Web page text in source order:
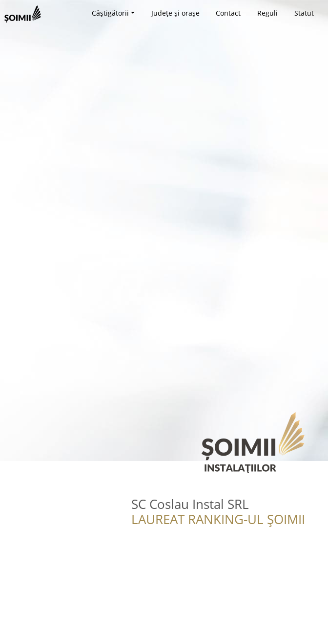
Câștigătorii Județe și orașe Contact Reguli Statut
SC Coslau Instal SRL
LAUREAT RANKING-UL ȘOIMII